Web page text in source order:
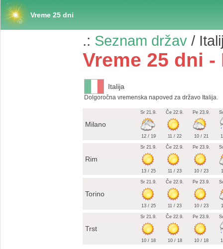
Vreme 25 dni
.: Seznam držav /
Vreme 25 dni -
Italija
Dolgoročna vremenska napoved za državo Italija.
Milano
Sr 21.9. Če 22.9. Pe 23.9.
12 / 19 11 / 22 10 / 21
Rim
Sr 21.9. Če 22.9. Pe 23.9.
13 / 25 11 / 23 10 / 23
Torino
Sr 21.9. Če 22.9. Pe 23.9.
13 / 25 11 / 23 10 / 23
Trst
Sr 21.9. Če 22.9. Pe 23.9.
10 / 18 10 / 18 10 / 18